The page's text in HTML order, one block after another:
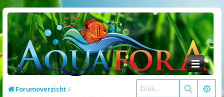
Forumoverzicht